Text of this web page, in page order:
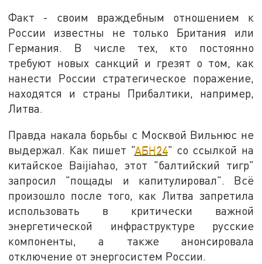
Факт - своим враждебным отношением к
России известны не только Британия или
Германия. В числе тех, кто постоянно
требуют новых санкций и грезят о том, как
нанести России стратегическое поражение,
находятся и страны Прибалтики, например,
Литва.
Правда накала борьбы с Москвой Вильнюс не
выдержал. Как пишет "АБН24" со ссылкой на
китайское Baijiahao, этот "балтийский тигр"
запросил "пощады и капитулировал". Всё
произошло после того, как Литва запретила
использовать в критически важной
энергетической инфраструктуре русские
компоненты, а также анонсировала
отключение от энергосистем России.